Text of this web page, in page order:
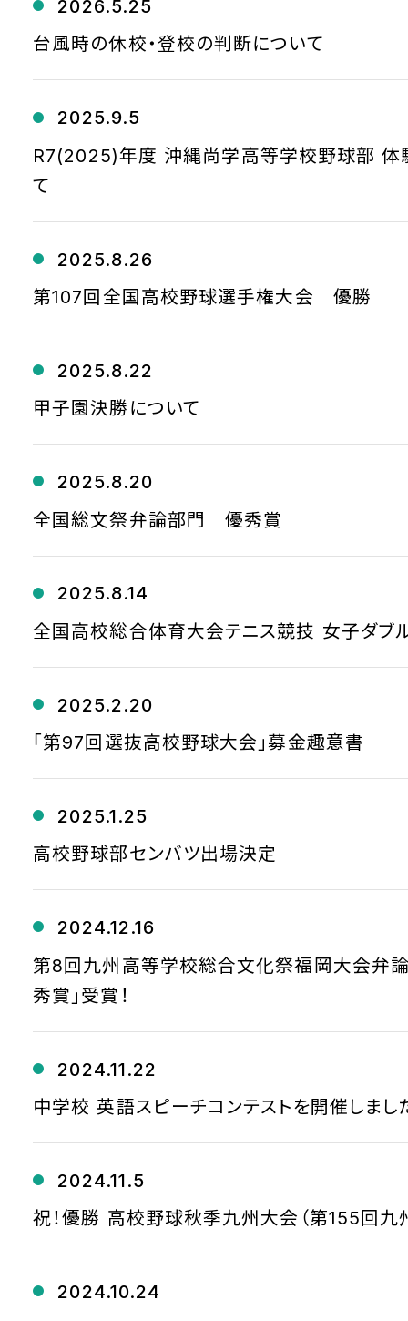
2026.5.25
台風時の休校・登校の判断について
2025.9.5
R7(2025)年度 沖縄尚学高等学校野球部 体
て
2025.8.26
第107回全国高校野球選手権大会 優勝
2025.8.22
甲子園決勝について
2025.8.20
全国総文祭弁論部門 優秀賞
2025.8.14
全国高校総合体育大会テニス競技 女子ダブ
2025.2.20
「第97回選抜高校野球大会」募金趣意書
2025.1.25
高校野球部センバツ出場決定
2024.12.16
第8回九州高等学校総合文化祭福岡大会弁
秀賞」受賞！
2024.11.22
中学校 英語スピーチコンテストを開催しまし
2024.11.5
祝！優勝 高校野球秋季九州大会（第155回九
2024.10.24